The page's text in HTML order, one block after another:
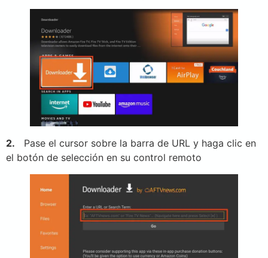
2. Pase el cursor sobre la barra de URL y haga clic en
el botón de selección en su control remoto